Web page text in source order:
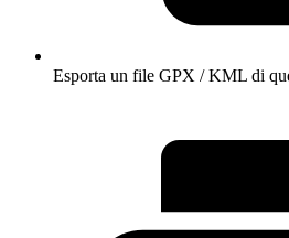
Esporta un file GPX / KML di